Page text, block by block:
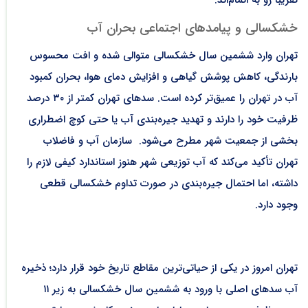
خشکسالی و پیامدهای اجتماعی بحران آب
تهران وارد ششمین سال خشکسالی متوالی شده و افت محسوس
بارندگی، کاهش پوشش گیاهی و افزایش دمای هوا، بحران کمبود
آب در تهران را عمیق‌تر کرده است. سدهای تهران کمتر از ۳۰ درصد
ظرفیت خود را دارند و تهدید جیره‌بندی آب یا حتی کوچ اضطراری
بخشی از جمعیت شهر مطرح می‌شود. سازمان آب و فاضلاب
تهران تأکید می‌کند که آب توزیعی شهر هنوز استاندارد کیفی لازم را
داشته، اما احتمال جیره‌بندی در صورت تداوم خشکسالی قطعی
وجود دارد.
تهران امروز در یکی از حیاتی‌ترین مقاطع تاریخ خود قرار دارد؛ ذخیره
آب سدهای اصلی با ورود به ششمین سال خشکسالی به زیر ۱۱